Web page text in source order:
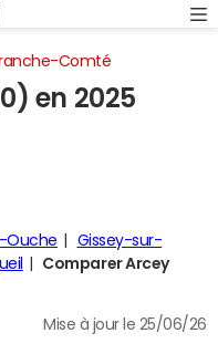
Comté
en 2025
Ouche
Gissey-sur-
Comparer Arcey
Mise à jour le 25/06/26